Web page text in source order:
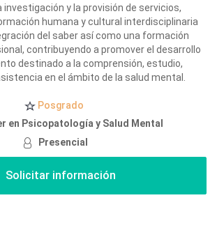
investigación y la provisión de servicios,
humana y cultural interdisciplinaria
del saber así como una formación
contribuyendo a promover el desarrollo
destinado a la comprensión, estudio,
en el ámbito de la salud mental.
Posgrado
en Psicopatología y Salud Mental
Presencial